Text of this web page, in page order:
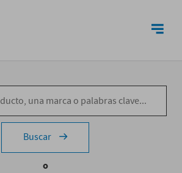
Buscar
o